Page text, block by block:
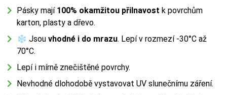
Pásky mají 100% okamžitou přilnavost k povrchům
karton, plasty a dřevo.
❄ Jsou vhodné i do mrazu. Lepí v rozmezí -30°C až
70°C.
Lepí i mírně znečištěné povrchy.
Nevhodné dlohodobě vystavovat UV slunečnímu záření.